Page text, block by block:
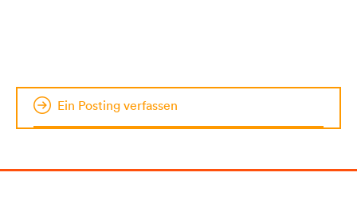
Ein Posting verfassen